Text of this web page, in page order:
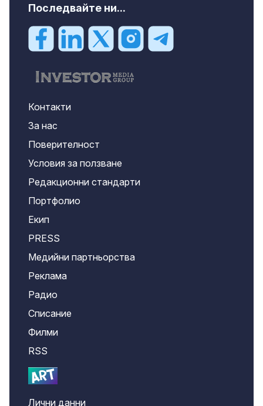
Последвайте ни...
Контакти
За нас
Поверителност
Условия за ползване
Редакционни стандарти
Портфолио
Екип
PRESS
Медийни партньорства
Реклама
Радио
Списание
Филми
RSS
Лични данни